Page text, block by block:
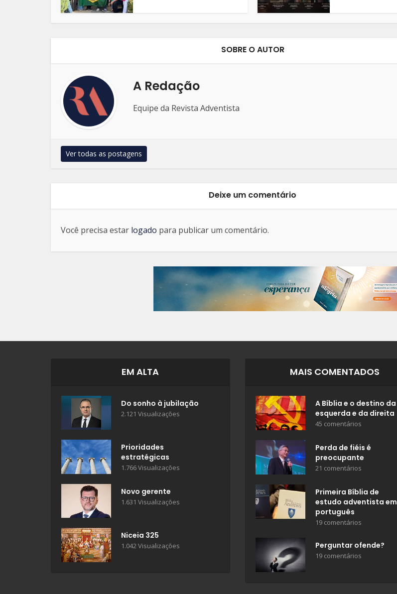
SOBRE O AUTOR
A Redação
Equipe da Revista Adventista
Ver todas as postagens
Deixe um comentário
Você precisa estar logado para publicar um comentário.
EM ALTA
Do sonho à jubilação
2.121 Visualizações
Prioridades
estratégicas
1.766 Visualizações
Novo gerente
1.631 Visualizações
Niceia 325
1.042 Visualizações
MAIS COMENTADOS
A Bíblia e o destino da
esquerda e da direita
45 comentários
Perda de fiéis é
preocupante
21 comentários
Primeira Bíblia de
estudo adventista em
português
19 comentários
Perguntar ofende?
19 comentários